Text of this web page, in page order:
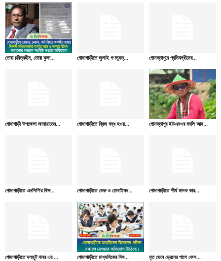
তোরা চরিত্রহীন, তোরা কুলা... গোদাগাড়ীতে জুলাই গণভ্যুত্... গোমস্তাপুরে প্রতিবন্ধীদের...
গোদাগাড়ী উপজেলা জামায়াতের... গোদাগাড়ীতে ব্রিজ বন্ধ হওয়... গোমস্তাপুর ইউএনওর বদলি আদ...
গোদাগাড়ীতে এনসিপি’র বিক্ষ... গোদাগাড়ীতে কেরু ও চোলাইমদ... গোদাগাড়ীতে শীর্ষ মাদক কার...
গোদাগাড়ীতে দলছুট বানর এর ... গোদাগাড়ীতে মাধ্যমিকের বিক... মৃত ভেবে ড্রেনের পাশে ফেল...